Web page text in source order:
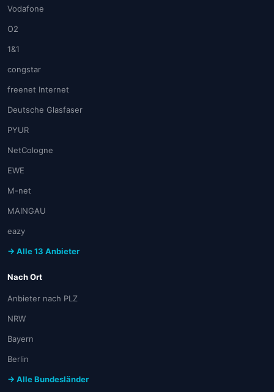
Vodafone
O2
1&1
congstar
freenet Internet
Deutsche Glasfaser
PYUR
NetCologne
EWE
M-net
MAINGAU
eazy
→ Alle 13 Anbieter
Nach Ort
Anbieter nach PLZ
NRW
Bayern
Berlin
→ Alle Bundesländer